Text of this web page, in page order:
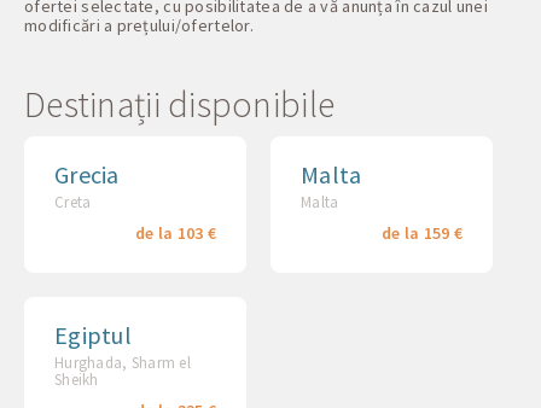
ofertei selectate, cu posibilitatea de a vă anunța în cazul unei
modificări a prețului/ofertelor.
Destinații disponibile
Grecia
Creta
de la 103 €
Malta
Malta
de la 159 €
Egiptul
Hurghada, Sharm el
Sheikh